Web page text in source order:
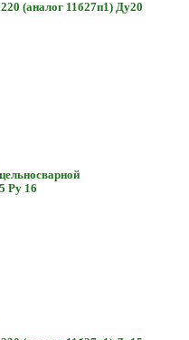
(аналог 11б27п1) Ду20
Ру 16